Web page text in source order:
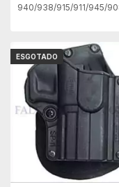
940/938/915/911/945/
ESGOTADO